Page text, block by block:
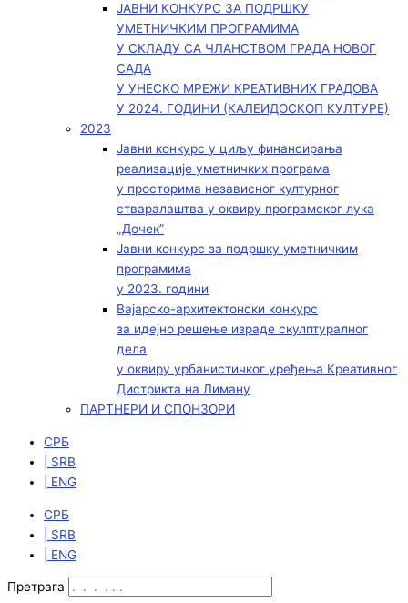
ЈАВНИ КОНКУРС ЗА ПОДРШКУ
УМЕТНИЧКИМ ПРОГРАМИМА
У СКЛАДУ СА ЧЛАНСТВОМ ГРАДА НОВОГ
САДА
У УНЕСКО МРЕЖИ КРЕАТИВНИХ ГРАДОВА
У 2024. ГОДИНИ (КАЛЕИДОСКОП КУЛТУРЕ)
2023
Јавни конкурс у циљу финансирања
реализације уметничких програма
у просторима независног културног
стваралаштва у оквиру програмског лука
„Дочек”
Јавни конкурс за подршку уметничким
програмима
у 2023. години
Вајарско-архитектонски конкурс
за идејно решење израде скулптуралног
дела
у оквиру урбанистичког уређења Креативног
Дистрикта на Лиману
ПАРТНЕРИ И СПОНЗОРИ
СРБ
| SRB
| ENG
СРБ
| SRB
| ENG
Претрага